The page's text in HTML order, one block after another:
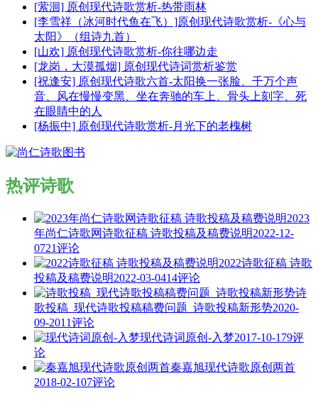
[萦洄] 原创现代诗歌赏析-热带雨林
[李雪祥（冰河时代鱼在飞）]原创现代诗歌赏析-《心与
太阳》（组诗九首）
[山欢] 原创现代诗歌赏析-你往哪边走
[龙岗，大漠孤烟] 原创现代诗词赏析鉴赏
[祝逢安] 原创现代诗歌六首-太阳换一张脸、千万个声
音、风在慢慢变黑、坐在奔驰的车上、骨头上刻字、死
在眼睛中的人
[杨振中] 原创现代诗歌赏析-月光下的老槐树
热评诗歌
2023
年尚仁诗歌网诗歌征稿 诗歌投稿及稿费说明2022-12-
0721评论
2022诗歌征稿 诗歌
投稿及稿费说明2022-03-0414评论
诗
歌投稿_现代诗歌投稿稿费问题_诗歌投稿新形势2020-
09-2011评论
现代诗词原创-入梦2017-10-179评
论
秦嘉旭现代诗歌原创两首
2018-02-107评论